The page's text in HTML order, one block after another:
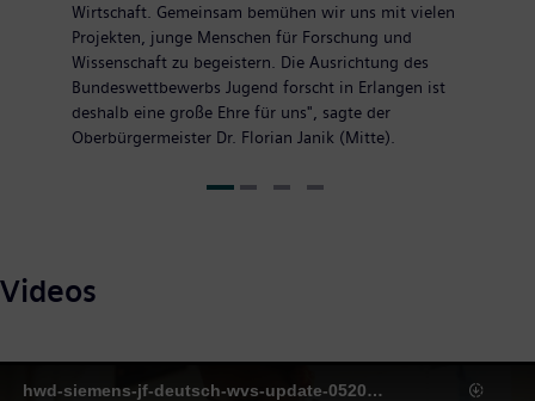
Wirtschaft. Gemeinsam bemühen wir uns mit vielen
Projekten, junge Menschen für Forschung und
Wissenschaft zu begeistern. Die Ausrichtung des
Bundeswettbewerbs Jugend forscht in Erlangen ist
deshalb eine große Ehre für uns", sagte der
Oberbürgermeister Dr. Florian Janik (Mitte).
Videos
hwd-siemens-jf-deutsch-wvs-update-052017-final.mp4